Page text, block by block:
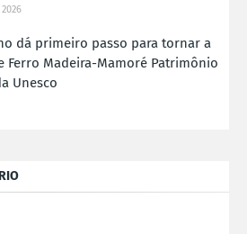
dá primeiro passo para tornar a
Ferro Madeira-Mamoré Patrimônio
Unesco